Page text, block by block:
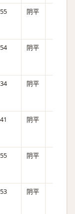
55 阴平
54 阴平
34 阴平
41 阴平
55 阴平
53 阴平